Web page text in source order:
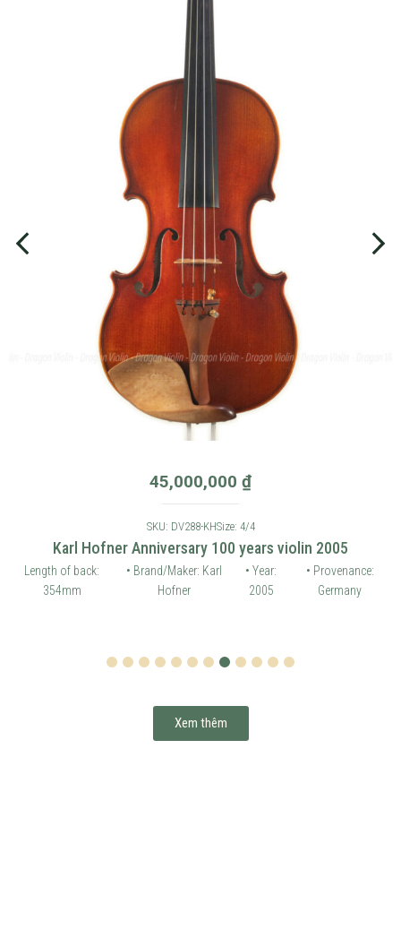
45,000,000 ₫
SKU: DV288-KHSize: 4/4
Karl Hofner Anniversary 100 years violin 2005
Length of back:
354mm
• Brand/Maker: Karl
Hofner
• Year:
2005
• Provenance:
Germany
4 5 6 7 8 9 101112
Xem thêm